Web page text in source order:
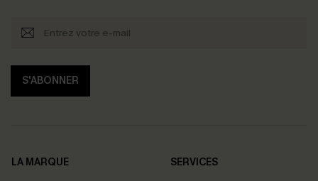
S'ABONNER
LA MARQUE
SERVICES